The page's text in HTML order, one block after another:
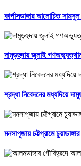
কার্পাসডাঙ্গার আলোচিত সামসুল
দামুড়হুদায় জুলাই
শ্রদ্ধা নিবেদনের মধ্যদিয়ে
মনসাপূজায় চট্টগ্রামে